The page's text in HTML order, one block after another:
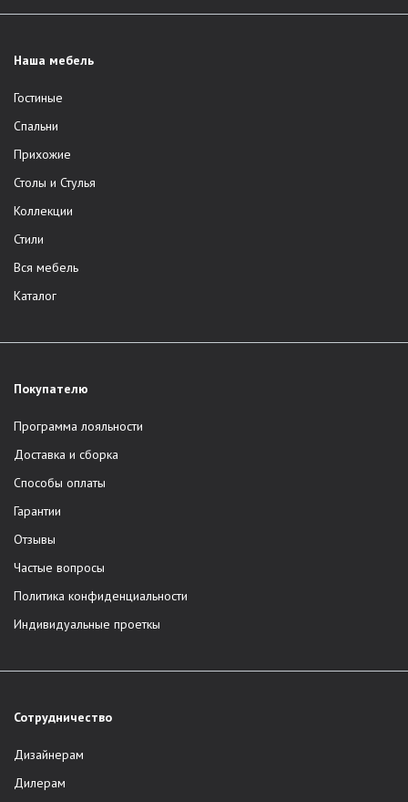
Наша мебель
Гостиные
Спальни
Прихожие
Столы и Стулья
Коллекции
Стили
Вся мебель
Каталог
Покупателю
Программа лояльности
Доставка и сборка
Способы оплаты
Гарантии
Отзывы
Частые вопросы
Политика конфиденциальности
Индивидуальные проеткы
Сотрудничество
Дизайнерам
Дилерам